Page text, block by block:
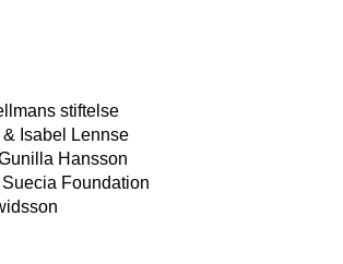
stiftelse
Isabel Lennse
Hansson
Foundation